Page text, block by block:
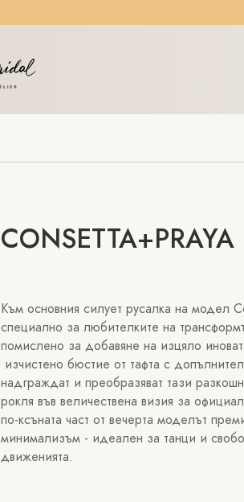
CONSETTA+PRAYA
Към основния силует русалка на модел
специално за любителките на
помислено за добавяне на изцяло
изчистено бюстие от тафта с
надграждат и преобразяват тази
рокля във величествена визия за
по-ксъната част от вечерта моделът
минимализъм - идеален за танци и
движенията.